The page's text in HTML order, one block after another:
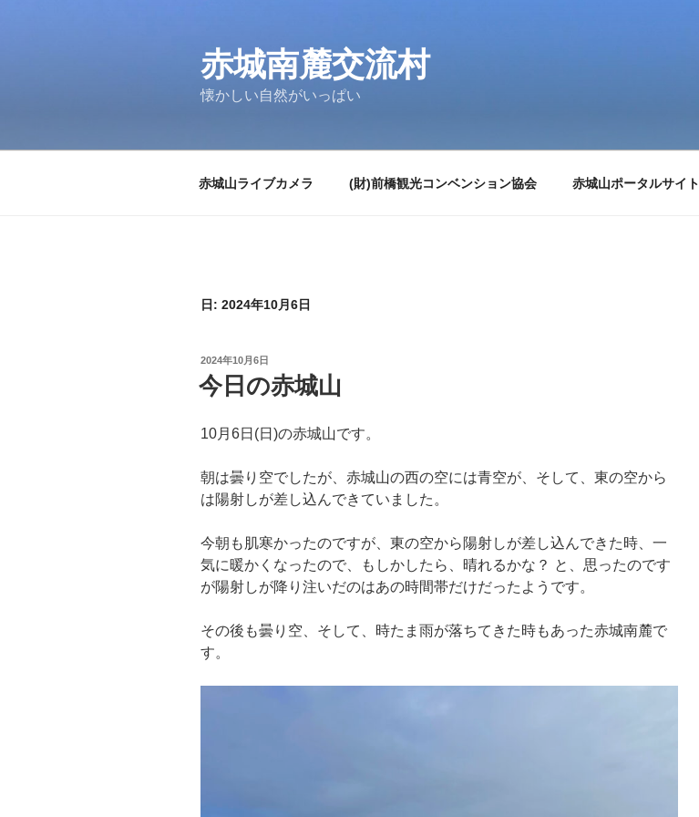
赤城南麓交流村
懐かしい自然がいっぱい
赤城山ライブカメラ (財)前橋観光コンベンション協会 赤城山ポータルサイト
日: 2024年10月6日
投
稿
日:
2024年10月6日
今日の赤城山
10月6日(日)の赤城山です。
朝は曇り空でしたが、赤城山の西の空には青空が、そして、東の空から
は陽射しが差し込んできていました。
今朝も肌寒かったのですが、東の空から陽射しが差し込んできた時、一
気に暖かくなったので、もしかしたら、晴れるかな？ と、思ったのです
が陽射しが降り注いだのはあの時間帯だけだったようです。
その後も曇り空、そして、時たま雨が落ちてきた時もあった赤城南麓で
す。